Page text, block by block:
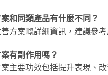
和同類產品有什麼不同？
方案嘅詳細資訊，建議參
有副作用嗎？
主要功效包括提升表現、